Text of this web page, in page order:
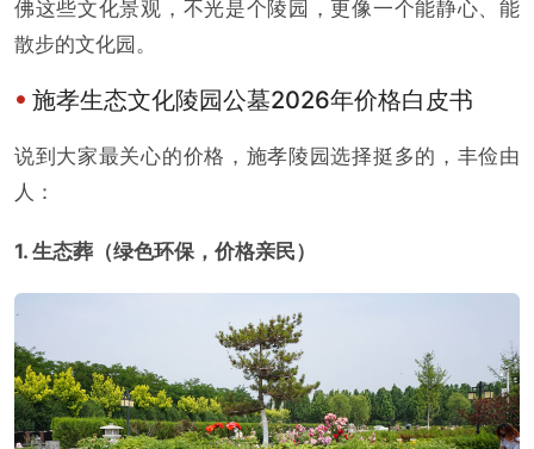
佛这些文化景观，不光是个陵园，更像一个能静心、能
散步的文化园。
施孝生态文化陵园公墓2026年价格白皮书
说到大家最关心的价格，施孝陵园选择挺多的，丰俭由
人：
1. 生态葬（绿色环保，价格亲民）